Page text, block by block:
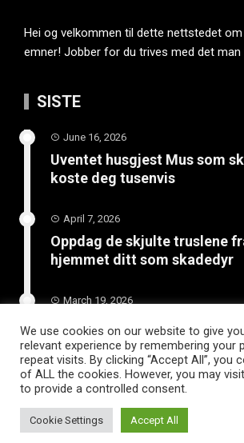
Hei og velkommen til dette nettstedet
emner! Jobber for du trives med det man
SISTE
June 16, 2026
Uventet husgjest Mus som
koste deg tusenvis
April 7, 2026
Oppdag de skjulte truslene
hjemmet ditt som skadedyr
March 19, 2026
Slik vedlikeholder du
langvarig bruk
WordPress Theme |Viral
We use cookies on our website to give
relevant experience by remembering your
repeat visits. By clicking “Accept All”, you
of ALL the cookies. However, you may
to provide a controlled consent.
Cookie Settings Accept All